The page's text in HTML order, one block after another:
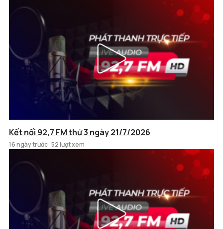
Kết nối 92,7 FM thứ 3 ngày 21/7/2026
16 ngày trước 52 lượt xem